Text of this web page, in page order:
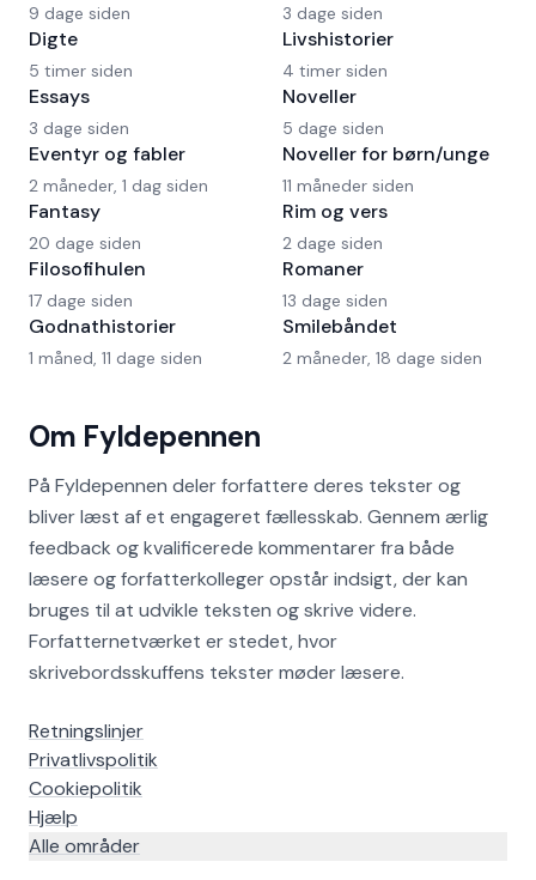
Om Fyldepennen
På Fyldepennen deler forfattere deres tekster og
bliver læst af et engageret fællesskab. Gennem ærlig
feedback og kvalificerede kommentarer fra både
læsere og forfatterkolleger opstår indsigt, der kan
bruges til at udvikle teksten og skrive videre.
Forfatternetværket er stedet, hvor
skrivebordsskuffens tekster møder læsere.
Retningslinjer
Privatlivspolitik
Cookiepolitik
Hjælp
Alle områder
9 dage siden
Digte
5 timer siden
Essays
3 dage siden
Eventyr og fabler
2 måneder, 1 dag siden
Fantasy
20 dage siden
Filosofihulen
17 dage siden
Godnathistorier
1 måned, 11 dage siden
3 dage siden
Livshistorier
4 timer siden
Noveller
5 dage siden
Noveller for børn/unge
11 måneder siden
Rim og vers
2 dage siden
Romaner
13 dage siden
Smilebåndet
2 måneder, 18 dage siden